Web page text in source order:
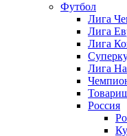
Футбол
Лига
Лига
Лига
Лига
Россия